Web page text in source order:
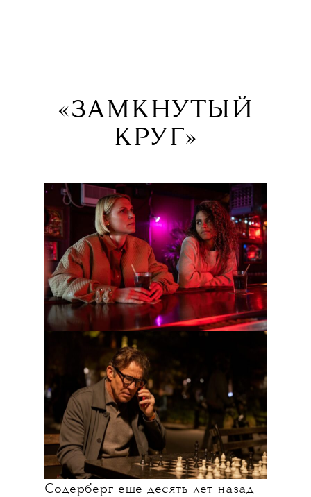
«ЗАМКНУТЫЙ
КРУГ»
Крестный отец американского
независимого кино Стивен
Содерберг еще десять лет назад